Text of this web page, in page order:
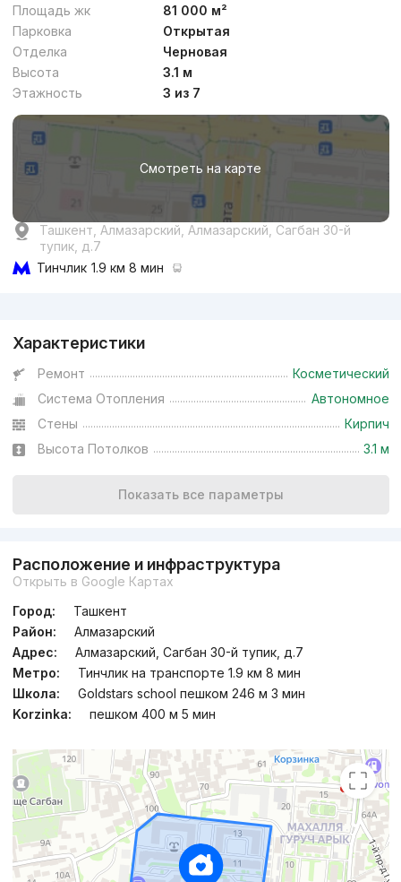
от сум/м²
Сдан,Sherzod2
3к квартира, 90 м²
+998 (90) 983...
от17.4 млн сум
Сдан,Sherzod2
3к квартира, 70 м²
Площадь жк
81 000 м²
Парковка
Открытая
Отделка
Черновая
Высота
3.1 м
Этажность
3 из 7
Смотреть на карте
Ташкент, Алмазарский, Алмазарский, Сагбан 30-й
тупик, д.7
Тинчлик 1.9 км 8 мин
Характеристики
Ремонт
Косметический
Система Отопления
Автономное
Стены
Кирпич
Высота Потолков
3.1 м
Показать все параметры
Расположение и инфраструктура
Открыть в Google Картах
Город:
Ташкент
Район:
Алмазарский
Адрес:
Алмазарский, Сагбан 30-й тупик, д.7
Метро:
Тинчлик на транспорте 1.9 км 8 мин
Школа:
Goldstars school пешком 246 м 3 мин
Korzinka:
пешком 400 м 5 мин